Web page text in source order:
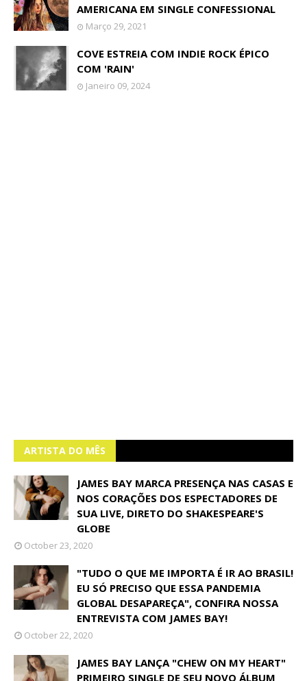
AMERICANA EM SINGLE CONFESSIONAL
Março 29, 2021
COVE ESTREIA COM INDIE ROCK ÉPICO
COM 'RAIN'
Janeiro 09, 2024
ARTISTA DO MÊS
JAMES BAY MARCA PRESENÇA NAS CASAS E
NOS CORAÇÕES DOS ESPECTADORES DE
SUA LIVE, DIRETO DO SHAKESPEARE'S
GLOBE
October 23, 2020
"TUDO O QUE ME IMPORTA É IR AO BRASIL!
EU SÓ PRECISO QUE ESSA PANDEMIA
GLOBAL DESAPAREÇA", CONFIRA NOSSA
ENTREVISTA COM JAMES BAY!
October 22, 2020
JAMES BAY LANÇA "CHEW ON MY HEART"
PRIMEIRO SINGLE DE SEU NOVO ÁLBUM